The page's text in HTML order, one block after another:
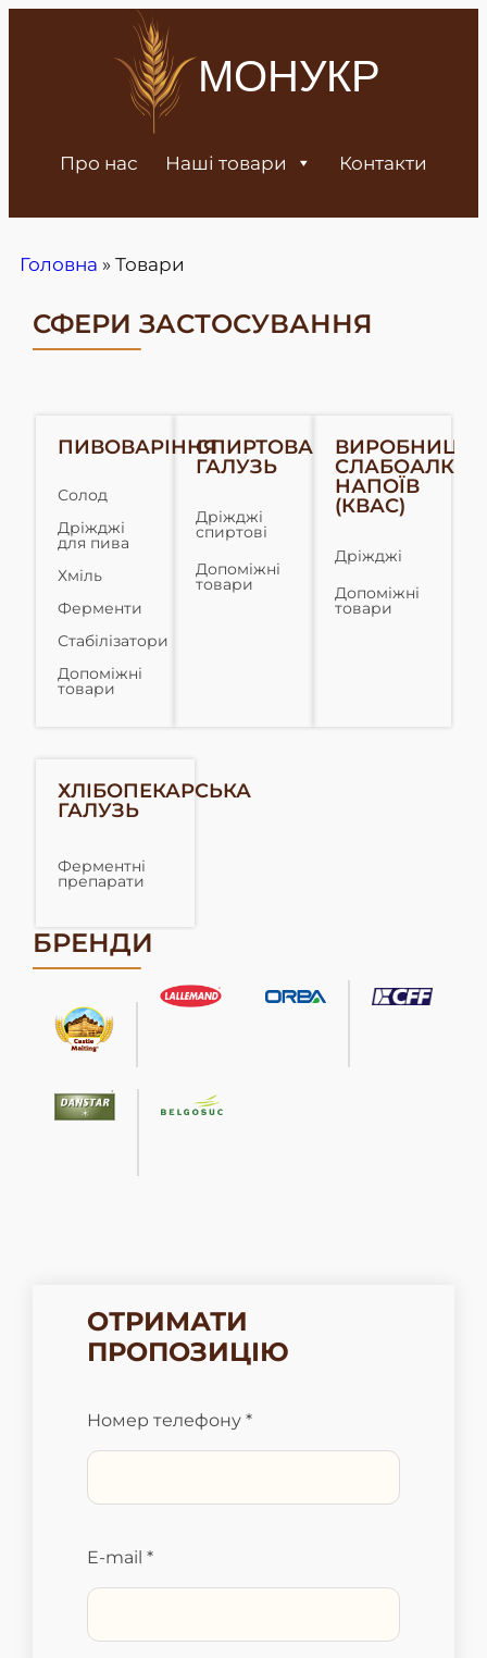
МОНУКР
Про нас Наші товари Контакти
Головна » Товари
СФЕРИ ЗАСТОСУВАННЯ
ПИВОВАРІННЯ
Солод
Дріжджі
для пива
Хміль
Ферменти
Стабілізатори
Допоміжні
товари
СПИРТОВА
ГАЛУЗЬ
Дріжджі
спиртові
Допоміжні
товари
НАПОЇВ
(КВАС)
Дріжджі
Допоміжні
товари
ХЛІБОПЕКАРСЬКА
ГАЛУЗЬ
Ферментні
препарати
БРЕНДИ
ОТРИМАТИ
ПРОПОЗИЦІЮ
Номер телефону *
E-mail *